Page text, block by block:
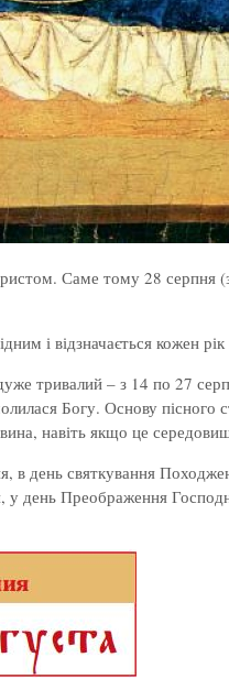
Саме тому 28 серпня
і відзначається кожен
тривалий – з 14 по 27
Богу. Основу пісного
навіть якщо це
в день святкування
Преображення